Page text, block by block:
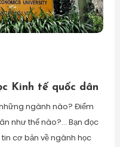
Kinh tế quốc dân
ngành nào? Điểm
như thế nào?… Bạn đọc
cơ bản về ngành học